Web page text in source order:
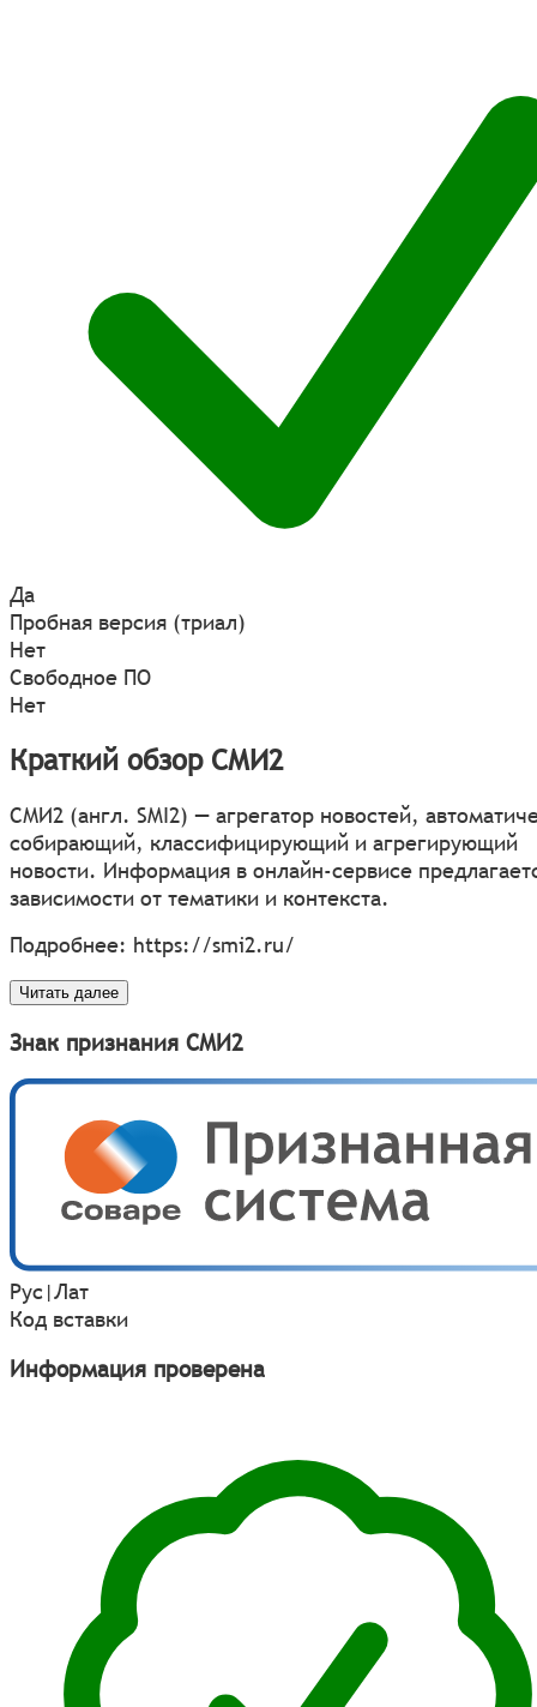
Да
Пробная версия (триал)
Нет
Свободное ПО
Нет
Краткий обзор СМИ2
СМИ2 (англ. SMI2) — агрегатор новостей,
собирающий, классифицирующий и агрегирующий
новости. Информация в онлайн-сервисе
зависимости от тематики и контекста.
Подробнее: https://smi2.ru/
Читать далее
Знак признания СМИ2
Рус|Лат
Код вставки
Информация проверена